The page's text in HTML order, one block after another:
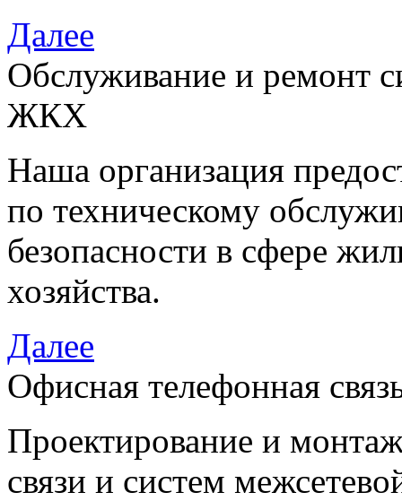
Далее
Обслуживание и ремонт
ЖКХ
Наша организация
по техническому
безопасности в сфере
хозяйства.
Далее
Офисная телефонная
Проектирование и
связи и систем